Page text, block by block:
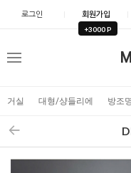
로그인 회원가입
+3000 P
메
거실 대형/샹들리에 방조